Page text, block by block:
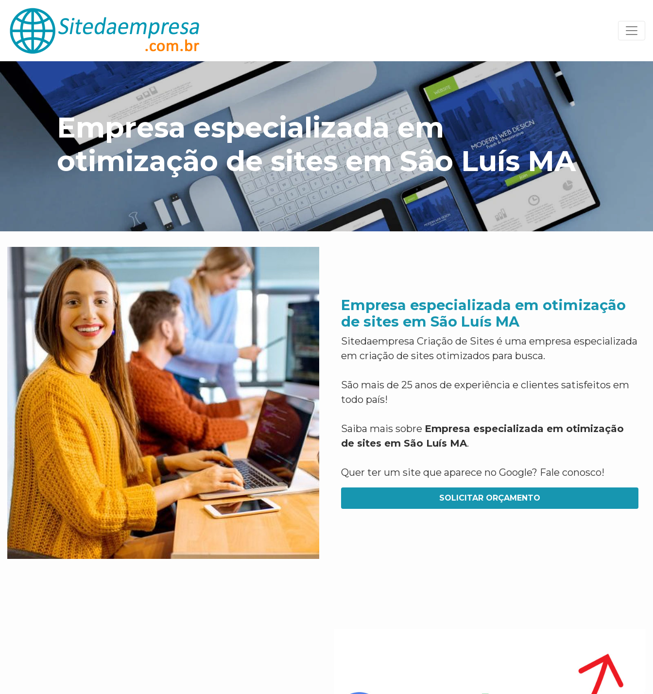
Empresa especializada em
otimização de sites em São Luís MA
Empresa especializada em otimização
de sites em São Luís MA
Sitedaempresa Criação de Sites é uma empresa especializada
em criação de sites otimizados para busca.
São mais de 25 anos de experiência e clientes satisfeitos em
todo país!
Saiba mais sobre Empresa especializada em otimização
de sites em São Luís MA.
Quer ter um site que aparece no Google? Fale conosco!
SOLICITAR ORÇAMENTO